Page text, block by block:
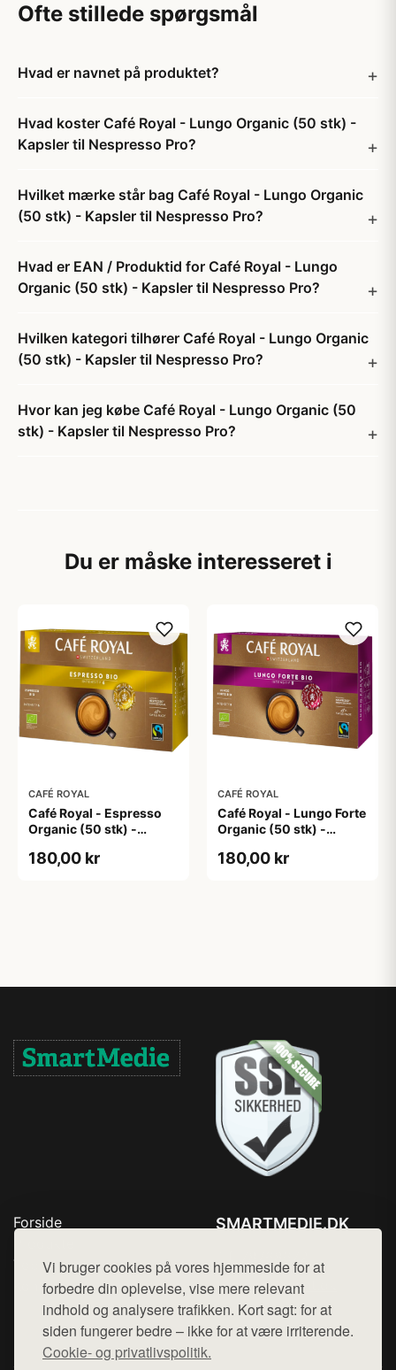
Vi bruger cookies på vores hjemmeside for at
forbedre din oplevelse, vise mere relevant
indhold og analysere trafikken. Kort sagt: for at
siden fungerer bedre – ikke for at være irriterende.
Cookie- og privatlivspolitik.
Ofte stillede spørgsmål
Hvad er navnet på produktet?
Hvad koster Café Royal - Lungo Organic (50 stk) -
Kapsler til Nespresso Pro?
Hvilket mærke står bag Café Royal - Lungo Organic
(50 stk) - Kapsler til Nespresso Pro?
Hvad er EAN / Produktid for Café Royal - Lungo
Organic (50 stk) - Kapsler til Nespresso Pro?
Hvilken kategori tilhører Café Royal - Lungo Organic
(50 stk) - Kapsler til Nespresso Pro?
Hvor kan jeg købe Café Royal - Lungo Organic (50
stk) - Kapsler til Nespresso Pro?
Du er måske interesseret i
CAFÉ ROYAL
Café Royal - Espresso
Organic (50 stk) -
Pro
180,00 kr
CAFÉ ROYAL
Café Royal - Lungo Forte
Organic (50 stk) -
Pro
180,00 kr
Forside
Top Rabatter
Kontakt
SMARTMEDIE.DK
Mail: hej@want.dk
Cookie- og privatlivspolitik